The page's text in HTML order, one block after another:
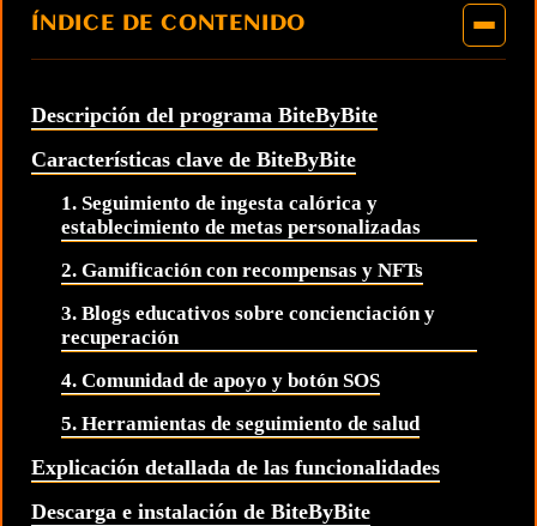
ÍNDICE DE CONTENIDO
Descripción del programa BiteByBite
Características clave de BiteByBite
1. Seguimiento de ingesta calórica y
establecimiento de metas personalizadas
2. Gamificación con recompensas y NFTs
3. Blogs educativos sobre concienciación y
recuperación
4. Comunidad de apoyo y botón SOS
5. Herramientas de seguimiento de salud
Explicación detallada de las funcionalidades
Descarga e instalación de BiteByBite